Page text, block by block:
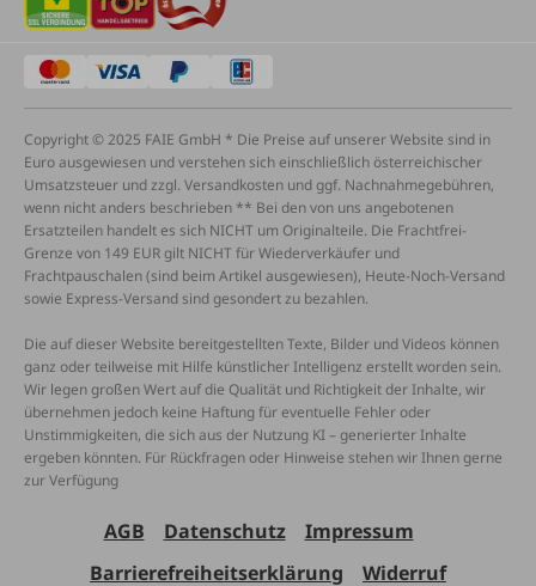
Copyright © 2025 FAIE GmbH * Die Preise auf unserer Website sind in
Euro ausgewiesen und verstehen sich einschließlich österreichischer
Umsatzsteuer und zzgl. Versandkosten und ggf. Nachnahmegebühren,
wenn nicht anders beschrieben ** Bei den von uns angebotenen
Ersatzteilen handelt es sich NICHT um Originalteile. Die Frachtfrei-
Grenze von 149 EUR gilt NICHT für Wiederverkäufer und
Frachtpauschalen (sind beim Artikel ausgewiesen), Heute-Noch-Versand
sowie Express-Versand sind gesondert zu bezahlen.
Die auf dieser Website bereitgestellten Texte, Bilder und Videos können
ganz oder teilweise mit Hilfe künstlicher Intelligenz erstellt worden sein.
Wir legen großen Wert auf die Qualität und Richtigkeit der Inhalte, wir
übernehmen jedoch keine Haftung für eventuelle Fehler oder
Unstimmigkeiten, die sich aus der Nutzung KI – generierter Inhalte
ergeben könnten. Für Rückfragen oder Hinweise stehen wir Ihnen gerne
zur Verfügung
AGB Datenschutz
Impressum
Barrierefreiheitserklärung
Widerruf